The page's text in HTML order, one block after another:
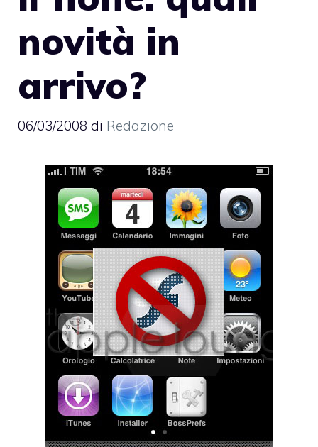
novità in
arrivo?
06/03/2008 di Redazione